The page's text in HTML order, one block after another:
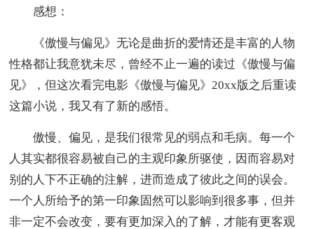
感想：
《傲慢与偏见》无论是曲折的爱情还是丰富的人物
性格都让我意犹未尽，曾经不止一遍的读过《傲慢与偏
见》，但这次看完电影《傲慢与偏见》20xx版之后重读
这篇小说，我又有了新的感悟。
傲慢、偏见，是我们很常见的弱点和毛病。每一个
人其实都很容易被自己的主观印象所驱使，因而容易对
别的人下不正确的注解，进而造成了彼此之间的误会。
一个人所给予的第一印象固然可以影响到很多事，但并
非一定不会改变，要有更加深入的了解，才能有更客观